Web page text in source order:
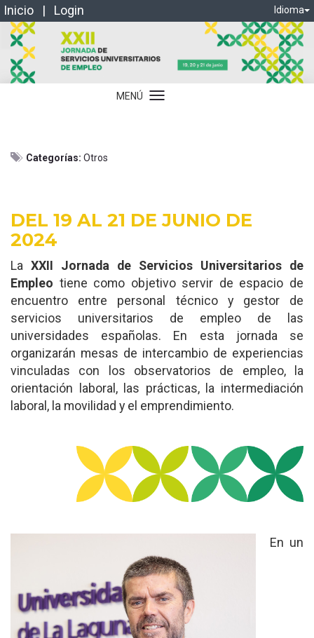
Inicio | Login Idioma
MENÚ Idioma
Categorías: Otros
DEL 19 AL 21 DE JUNIO DE
2024
La XXII Jornada de Servicios Universitarios de
Empleo tiene como objetivo servir de espacio de
encuentro entre personal técnico y gestor de
servicios universitarios de empleo de las
universidades españolas. En esta jornada se
organizarán mesas de intercambio de experiencias
vinculadas con los observatorios de empleo, la
orientación laboral, las prácticas, la intermediación
laboral, la movilidad y el emprendimiento.
En un